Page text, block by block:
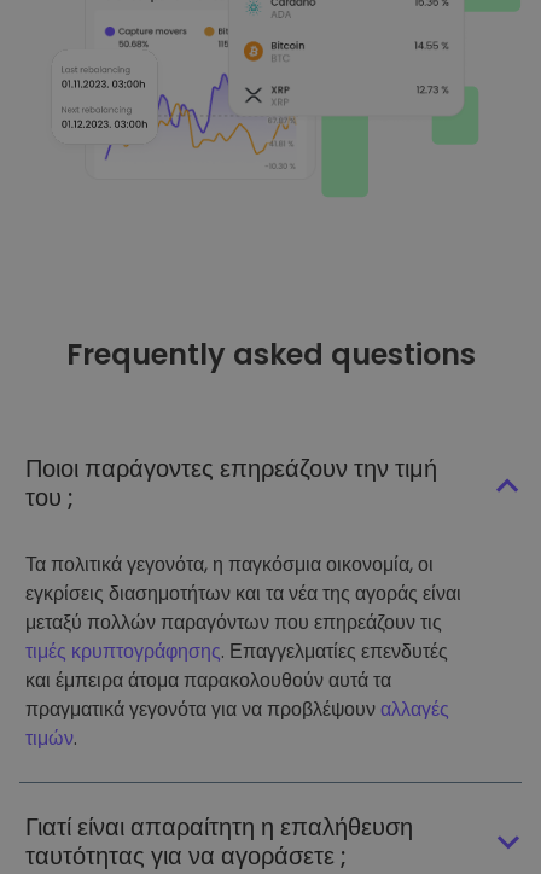
Frequently asked questions
Ποιοι παράγοντες επηρεάζουν την τιμή
του ;
Τα πολιτικά γεγονότα, η παγκόσμια οικονομία, οι
εγκρίσεις διασημοτήτων και τα νέα της αγοράς είναι
μεταξύ πολλών παραγόντων που επηρεάζουν τις
τιμές κρυπτογράφησης. Επαγγελματίες επενδυτές
και έμπειρα άτομα παρακολουθούν αυτά τα
πραγματικά γεγονότα για να προβλέψουναλλαγές
τιμών.
Γιατί είναι απαραίτητη η επαλήθευση
ταυτότητας για να αγοράσετε ;